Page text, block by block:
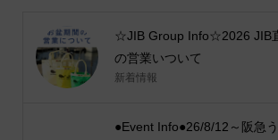
☆JIB Group Info☆2026 JIB
の営業いついて
新着情報
●Event Info●26/8/12～阪急